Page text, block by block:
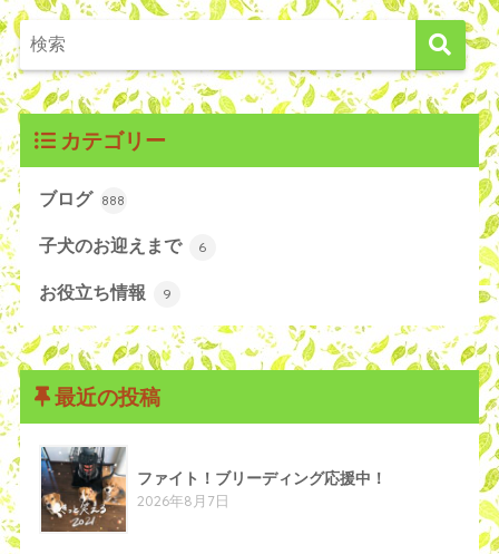
カテゴリー
ブログ 888
子犬のお迎えまで 6
お役立ち情報 9
最近の投稿
ファイト！ブリーディング応援中！
2026年8月7日